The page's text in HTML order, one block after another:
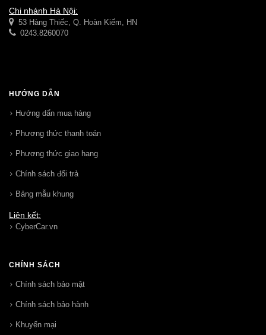
Chi nhánh Hà Nội:
53 Hàng Thiếc, Q. Hoàn Kiếm, HN
0243.8260070
HƯỚNG DẪN
Hướng dẩn mua hàng
Phương thức thanh toán
Phương thức giao hang
Chính sách đổi trả
Bảng mẫu khung
Liên kết:
CyberCar.vn
CHÍNH SÁCH
Chính sách bảo mật
Chính sách bảo hành
Khuyến mại